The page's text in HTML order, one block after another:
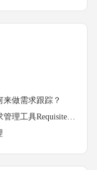
做需求跟踪？
如何更有效地做需求管理？超好用的需求管理工具RequisiteCenter